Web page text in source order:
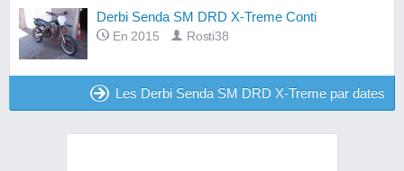
Derbi Senda SM DRD X-Treme Conti
En 2015 Rosti38
Les Derbi Senda SM DRD X-Treme par dates